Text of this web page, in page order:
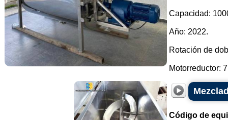
Capacidad:
Año: 2022.
Rotación de
Motorreductor:
Código de